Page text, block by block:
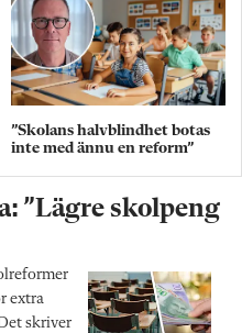
”Skolans halvblindhet botas
inte med ännu en reform”
”Lägre skolpeng
extra
skriver